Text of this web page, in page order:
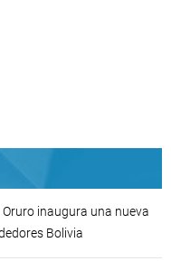
inaugura una nueva
Bolivia